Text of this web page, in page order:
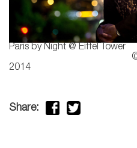
Paris by Night
© Eric M for
2014
Share: